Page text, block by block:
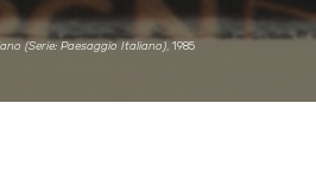
(Serie: Paesaggio Italiano), 1985